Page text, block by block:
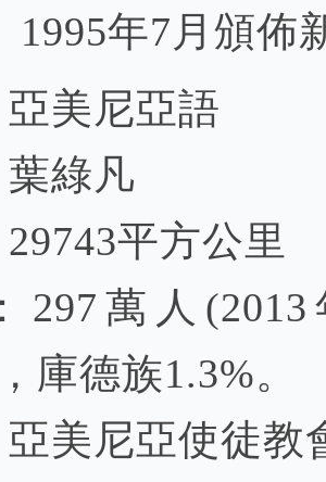
1995年7月頒佈
美尼亞語
綠凡
平方公里
297萬人
庫德族1.3%。
美尼亞使徒教